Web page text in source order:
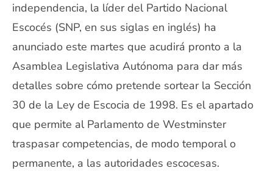
independencia, la líder del Partido Nacional
Escocés (SNP, en sus siglas en inglés) ha
anunciado este martes que acudirá pronto a la
Asamblea Legislativa Autónoma para dar más
detalles sobre cómo pretende sortear la Sección
30 de la Ley de Escocia de 1998. Es el apartado
que permite al Parlamento de Westminster
traspasar competencias, de modo temporal o
permanente, a las autoridades escocesas.